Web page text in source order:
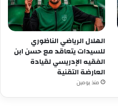
الهلال الرياضي الناظوري
للسيدات يتعاقد مع حسن ابن
الفقيه الإدريسي لقيادة
العارضة التقنية
منذ يومين